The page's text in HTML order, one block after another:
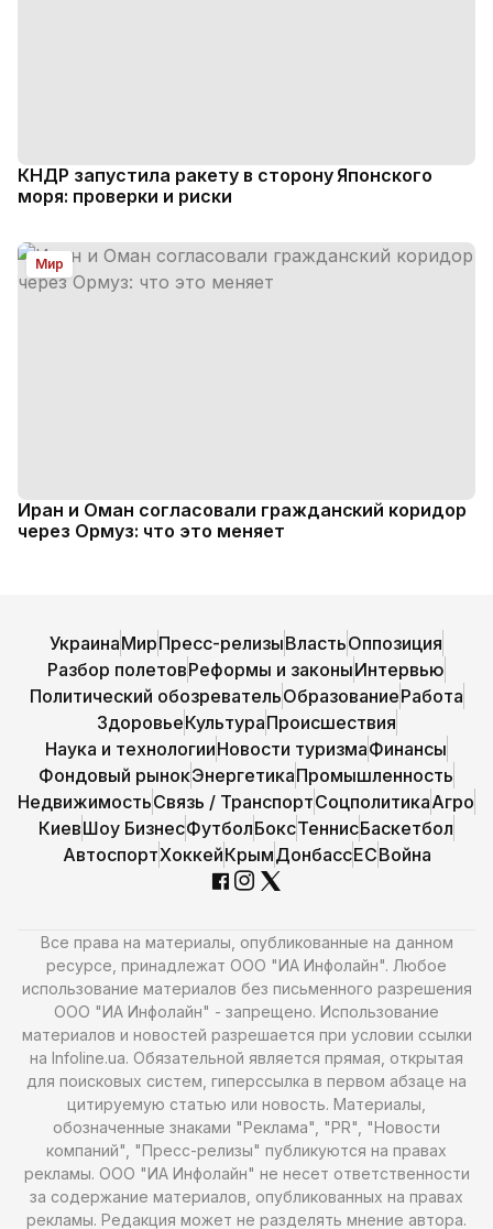
КНДР запустила ракету в сторону Японского
моря: проверки и риски
Мир
Иран и Оман согласовали гражданский коридор
через Ормуз: что это меняет
УкраинаМирПресс-релизыВластьОппозиция
Разбор полетовРеформы и законыИнтервью
Политический обозревательОбразованиеРабота
ЗдоровьеКультураПроисшествия
Наука и технологииНовости туризмаФинансы
Фондовый рынокЭнергетикаПромышленность
НедвижимостьСвязь / ТранспортСоцполитикаАгро
КиевШоу БизнесФутболБоксТеннисБаскетбол
АвтоспортХоккейКрымДонбассЕСВойна
Все права на материалы, опубликованные на данном
ресурсе, принадлежат ООО "ИА Инфолайн". Любое
использование материалов без письменного разрешения
ООО "ИА Инфолайн" - запрещено. Использование
материалов и новостей разрешается при условии ссылки
на Infoline.ua. Обязательной является прямая, открытая
для поисковых систем, гиперссылка в первом абзаце на
цитируемую статью или новость. Материалы,
обозначенные знаками "Реклама", "PR", "Новости
компаний", "Пресс-релизы" публикуются на правах
рекламы. ООО "ИА Инфолайн" не несет ответственности
за содержание материалов, опубликованных на правах
рекламы. Редакция может не разделять мнение автора.